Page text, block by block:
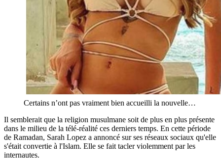
Certains n’ont pas vraiment bien accueilli la nouvelle…
Il semblerait que la religion musulmane soit de plus en plus présente
dans le milieu de la télé-réalité ces derniers temps. En cette période
de Ramadan, Sarah Lopez a annoncé sur ses réseaux sociaux qu'elle
s'était convertie à l'Islam. Elle se fait tacler violemment par les
internautes.